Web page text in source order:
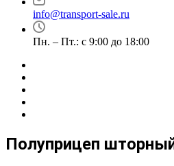
info@transport-sale.ru
Пн. – Пт.: с 9:00 до 18:00
Полуприцеп